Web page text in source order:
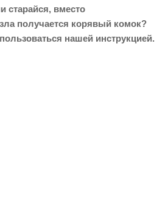
старайся, вместо
получается корявый комок?
нашей инструкцией.